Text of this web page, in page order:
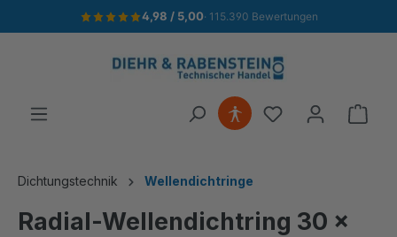
springen 4,98 / 5,00· 115.390 Bewertungen
Dichtungstechnik Wellendichtringe
Radial-Wellendichtring 30 x